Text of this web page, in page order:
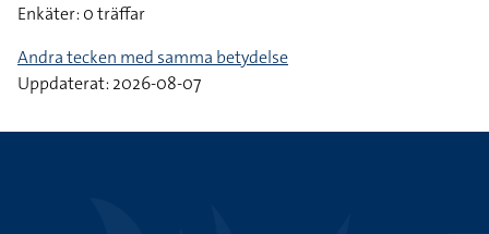
Enkäter: 0 träffar
Andra tecken med samma betydelse
Uppdaterat: 2026-08-07